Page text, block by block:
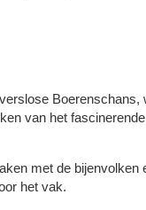
van het
met de
het vak.